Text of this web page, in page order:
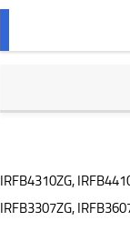
IRFB4310ZG,
IRFB3307ZG,